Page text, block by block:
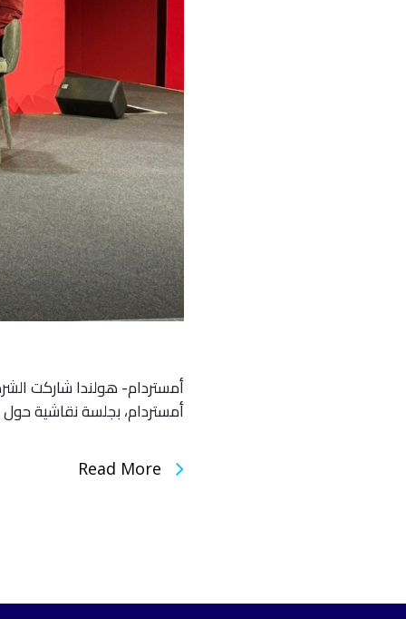
أمستردام، بجلسة نقاشية
Read More